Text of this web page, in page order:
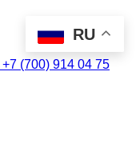
+7 (700) 914 04 75
RU